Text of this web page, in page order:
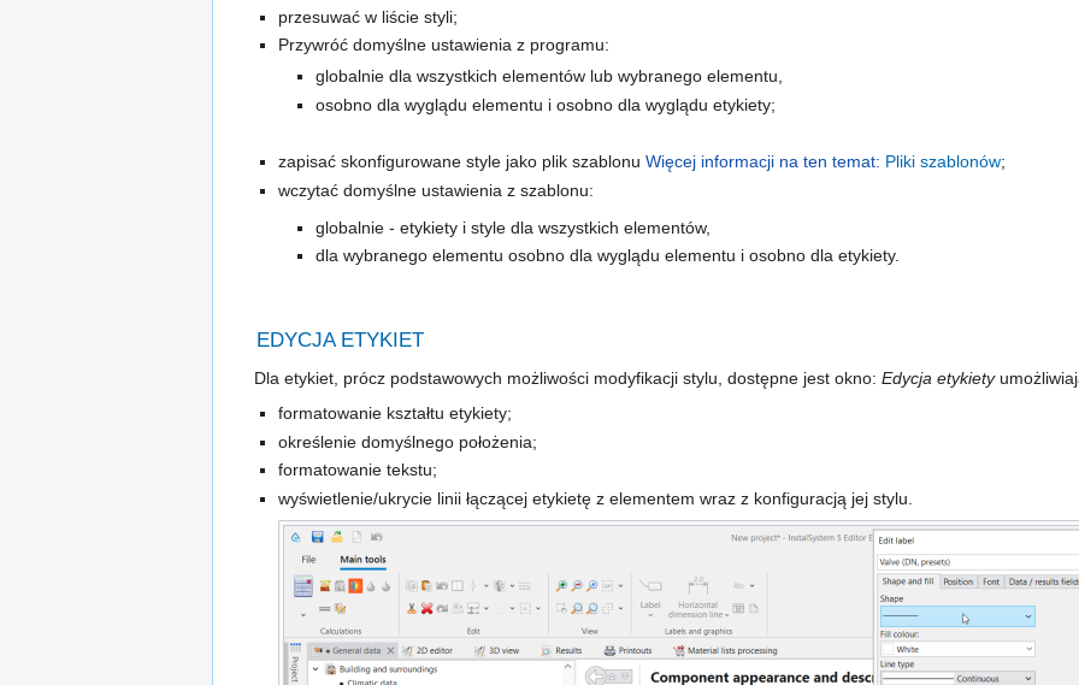
przesuwać w liście styli;
Przywróć domyślne ustawienia z programu:
globalnie dla wszystkich elementów lub wybranego elementu,
osobno dla wyglądu elementu i osobno dla wyglądu etykiety;
zapisać skonfigurowane style jako plik szablonuWięcej informacji na ten temat: Pliki szablonów;
wczytać domyślne ustawienia z szablonu:
globalnie - etykiety i style dla wszystkich elementów,
dla wybranego elementu osobno dla wyglądu elementu i osobno dla etykiety.
EDYCJA ETYKIET
Dla etykiet, prócz podstawowych możliwości modyfikacji stylu, dostępne jest okno: Edycja etykiety
formatowanie kształtu etykiety;
określenie domyślnego położenia;
formatowanie tekstu;
wyświetlenie/ukrycie linii łączącej etykietę z elementem wraz z konfiguracją jej stylu.